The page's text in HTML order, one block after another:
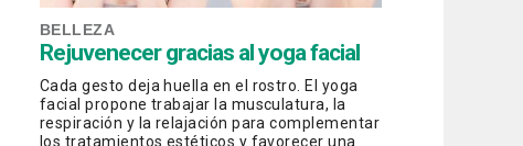
BELLEZA
Rejuvenecer gracias al yoga facial
Cada gesto deja huella en el rostro. El yoga
facial propone trabajar la musculatura, la
respiración y la relajación para complementar
los tratamientos estéticos y favorecer una